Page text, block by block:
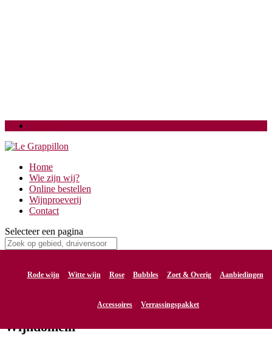
Home
Wie zijn wij?
Online bestellen
Wijnproeverij
Contact
Selecteer een pagina
Rode wijn Witte wijn Rose Bubbles Zoet & Overig Aanbiedingen
Accessoires Verrassingspakket
acht-blok
Wijndomein